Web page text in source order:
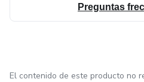
Preguntas
El contenido de este producto no